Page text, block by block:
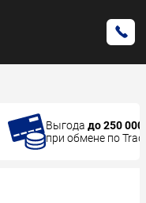
Выгода до 250
при обмене по